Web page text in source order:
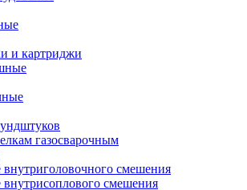
и картриджи
газосварочным
внутриголовочного смешения
внутрисоплового смешения